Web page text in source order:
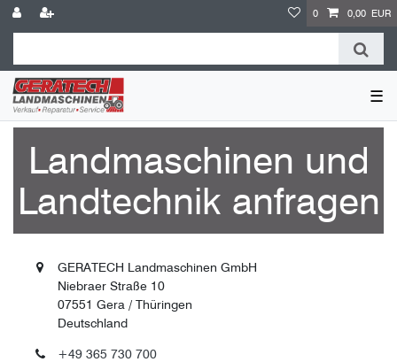
0 0,00 EUR
☰
Landmaschinen und
Landtechnik anfragen
GERATECH Landmaschinen GmbH
Niebraer Straße 10
07551 Gera / Thüringen
Deutschland
+49 365 730 700